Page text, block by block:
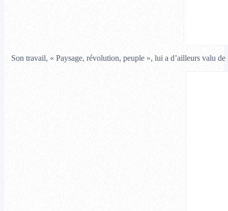
Son travail, « Paysage, révolution, peuple », lui a d’ailleurs valu